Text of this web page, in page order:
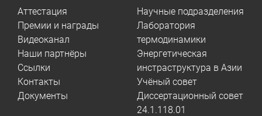
Аттестация
Премии и награды
Видеоканал
Наши партнёры
Ссылки
Контакты
Документы
Научные подразделения
Лаборатория
термодинамики
Энергетическая
инстраструктура в Азии
Учёный совет
Диссертационный совет
24.1.118.01